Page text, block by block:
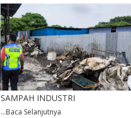
SAMPAH INDUSTRI
...Baca Selanjutnya